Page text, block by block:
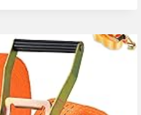
+
M5
SPANNSYSTEM
MIT